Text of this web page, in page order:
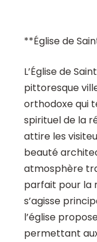
**Église de
L’Église de
pittoresque
orthodoxe qui
spirituel de la
attire les
beauté
atmosphère
parfait pour la
s’agisse
l’église
permettant